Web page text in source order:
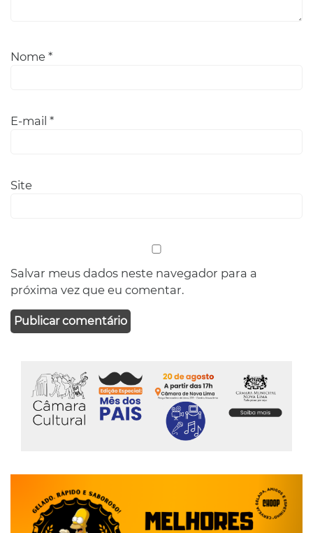
Nome *
E-mail *
Site
Salvar meus dados neste navegador para a
próxima vez que eu comentar.